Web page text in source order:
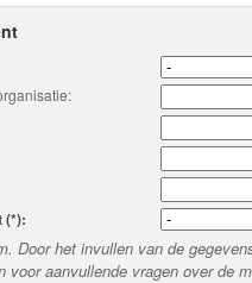
(*):
Door het invullen van de
voor aanvullende vragen over de